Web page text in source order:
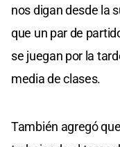
nos digan desde la
que un par de
se juegan por la
media de clases.
También agregó